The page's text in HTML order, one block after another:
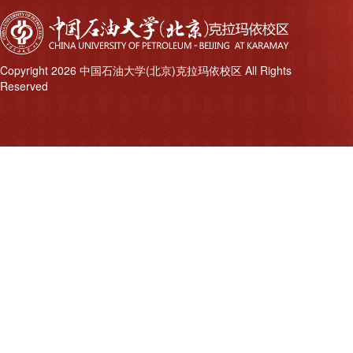
Copyright 2026 中国石油大学(北京)克拉玛依校区 All Rights
Reserved